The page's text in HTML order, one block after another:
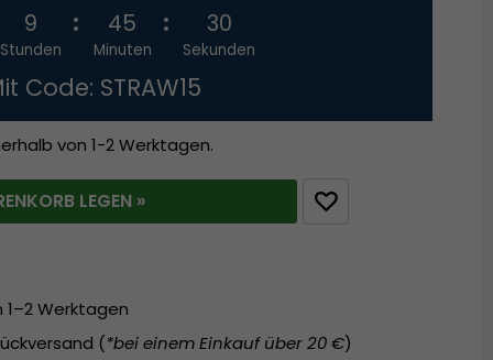
9
Stunden
45
Minuten
29
Sekunden
Code: STRAW15
von 1-2 Werktagen.
LEGEN »
Werktagen
(*bei einem Einkauf über 20 €)